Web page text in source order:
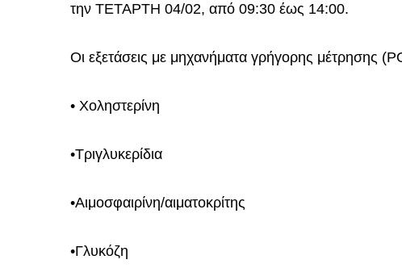
την ΤΕΤΑΡΤΗ 04/02, από 09:30 έως 14:00.
Οι εξετάσεις με μηχανήματα γρήγορης μέτρησης
• Χοληστερίνη
•Τριγλυκερίδια
•Αιμοσφαιρίνη/αιματοκρίτης
•Γλυκόζη